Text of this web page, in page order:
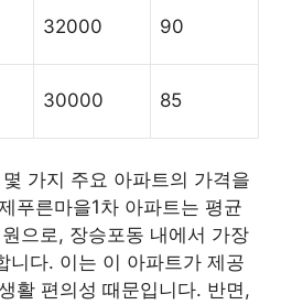
32000 90
30000 85
가지 주요 아파트의 가격을
푸른마을1차 아파트는 평균
으로, 장승포동 내에서 가장
니다. 이는 이 아파트가 제공
활 편의성 때문입니다. 반면,